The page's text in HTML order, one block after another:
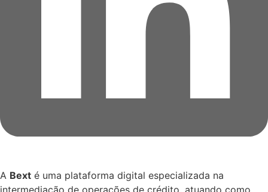
A Bext é uma plataforma digital especializada na
intermediação de operações de crédito, atuando como